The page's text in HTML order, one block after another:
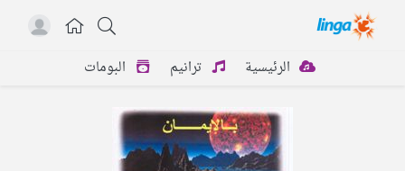
الرئيسية ترانيم البومات